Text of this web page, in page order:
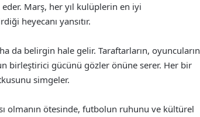
Marş, her yıl kulüplerin en iyi
heyecanı yansıtır.
da belirgin hale gelir. Taraftarların, oyuncuların
birleştirici gücünü gözler önüne serer. Her bir
simgeler.
olmanın ötesinde, futbolun ruhunu ve kültürel